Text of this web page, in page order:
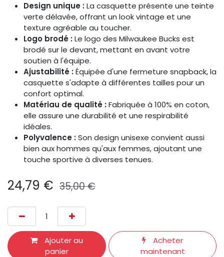
Design unique :La casquette présente une teinte
verte délavée, offrant un look vintage et une
texture agréable au toucher.​
Logo brodé :Le logo des Milwaukee Bucks est
brodé sur le devant, mettant en avant votre
soutien à l'équipe.​
Ajustabilité :Équipée d'une fermeture snapback, la
casquette s'adapte à différentes tailles pour un
confort optimal.​
Matériau de qualité :Fabriquée à 100% en coton,
elle assure une durabilité et une respirabilité
idéales.
Polyvalence :Son design unisexe convient aussi
bien aux hommes qu'aux femmes, ajoutant une
touche sportive à diverses tenues.
24,79 € 35,00€
Ajouter au
panier
Acheter
maintenant